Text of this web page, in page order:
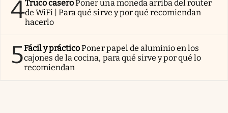
4Truco caseroPoner una moneda arriba del router
de WiFi | Para qué sirve y por qué recomiendan
hacerlo
5Fácil y prácticoPoner papel de aluminio en los
cajones de la cocina, para qué sirve y por qué lo
recomiendan